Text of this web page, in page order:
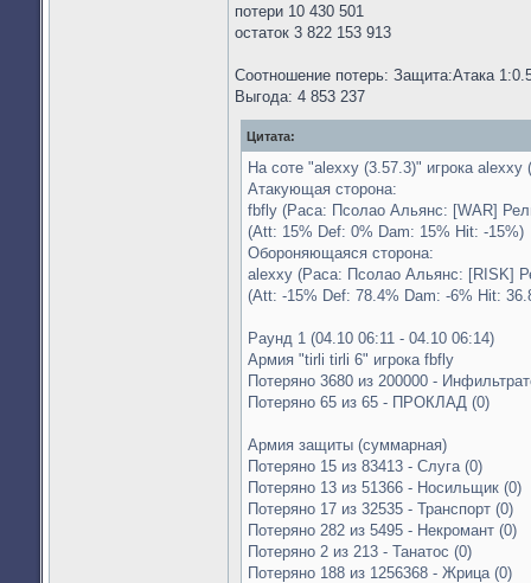
потери 10 430 501
остаток 3 822 153 913
Соотношение потерь: Защита:Атака
Выгода: 4 853 237
Цитата:
На соте "alexxy (3.57.3)" игрока
Атакующая сторона:
fbfly (Раса: Псолао Альянс: [WAR]
(Att: 15% Def: 0% Dam: 15% Hit: -15%)
Обороняющаяся сторона:
alexxy (Раса: Псолао Альянс: [RISK]
(Att: -15% Def: 78.4% Dam: -6% Hit:
Раунд 1 (04.10 06:11 - 04.10 06:14)
Армия "tirli tirli 6" игрока fbfly
Потеряно 3680 из 200000 -
Потеряно 65 из 65 - ПРОКЛАД (0)
Армия защиты (суммарная)
Потеряно 15 из 83413 - Слуга (0)
Потеряно 13 из 51366 - Носильщик (0)
Потеряно 17 из 32535 - Транспорт (0)
Потеряно 282 из 5495 - Некромант (0)
Потеряно 2 из 213 - Танатос (0)
Потеряно 188 из 1256368 - Жрица (0)